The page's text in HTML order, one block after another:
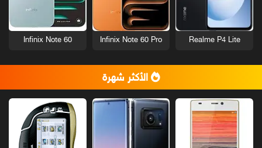
Realme P4 Lite
Infinix Note 60 Pro
Infinix Note 60
الأكثر شهرة